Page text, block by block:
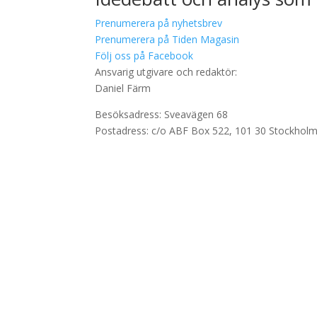
Prenumerera på nyhetsbrev
Prenumerera på Tiden Magasin
Följ oss på Facebook
Ansvarig utgivare och redaktör:
Daniel Färm
Besöksadress: Sveavägen 68
Postadress: c/o ABF Box 522, 101 30